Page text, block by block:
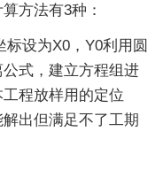
方法有3种：
设为X0，Y0利用圆
式，建立方程组进
程放样用的定位
出但满足不了工期